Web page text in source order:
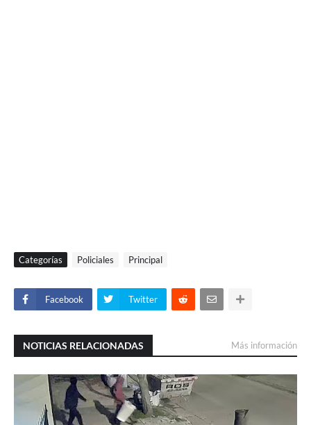
Categorías Policiales Principal
Facebook Twitter
NOTICIAS RELACIONADAS Más información